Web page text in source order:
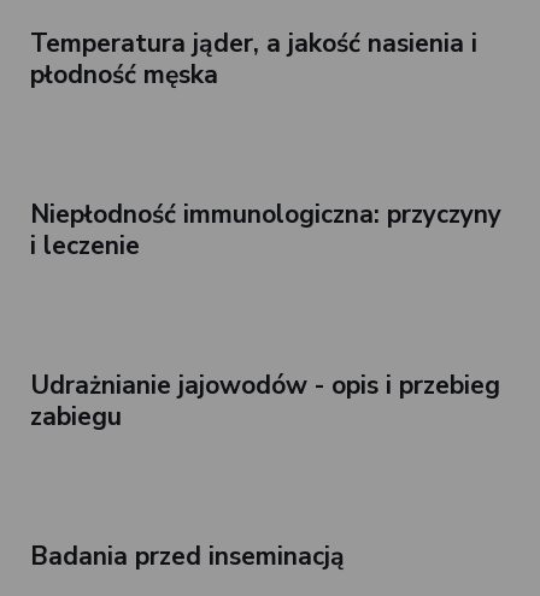
Temperatura jąder, a jakość nasienia i
płodność męska
Niepłodność immunologiczna: przyczyny
i leczenie
Udrażnianie jajowodów - opis i przebieg
zabiegu
Badania przed inseminacją